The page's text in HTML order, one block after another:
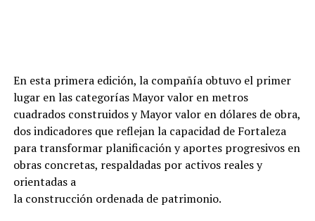
En esta primera edición, la compañía obtuvo el primer
lugar en las categorías Mayor valor en metros
cuadrados construidos y Mayor valor en dólares de obra,
dos indicadores que reflejan la capacidad de Fortaleza
para transformar planificación y aportes progresivos en
obras concretas, respaldadas por activos reales y
orientadas a
la construcción ordenada de patrimonio.